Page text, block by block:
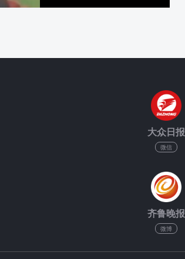
大众日报
微信
齐鲁晚报
微博